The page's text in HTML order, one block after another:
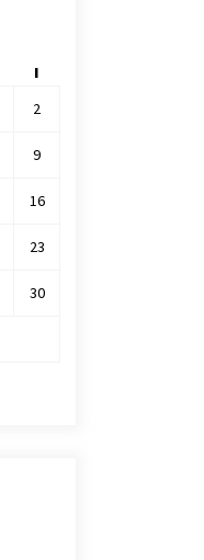
I
2
9
16
23
30